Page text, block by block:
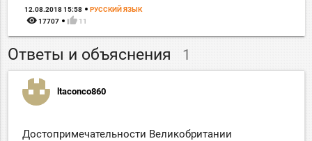
12.08.2018 15:58 РУССКИЙ ЯЗЫК
remove_red_eye 17707 thumb_up 11
Ответы и объяснения 1
ltaconco860
Достопримечательности Великобритании